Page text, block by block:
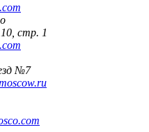
стр. 1
№7